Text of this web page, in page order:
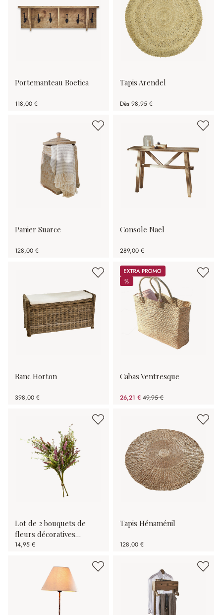
Portemanteau Boetica
118,00 €
Tapis Arendel
Dès 98,95 €
Panier Suarce
128,00 €
Console Nael
289,00 €
Banc Horton
398,00 €
Promos
%
%
Cabas Ventresque
26,21 € 49,95 €
(47.53%spared)
Lot de 2 bouquets de
fleurs décoratives
Oiselette
14,95 €
Tapis Hénaménil
128,00 €